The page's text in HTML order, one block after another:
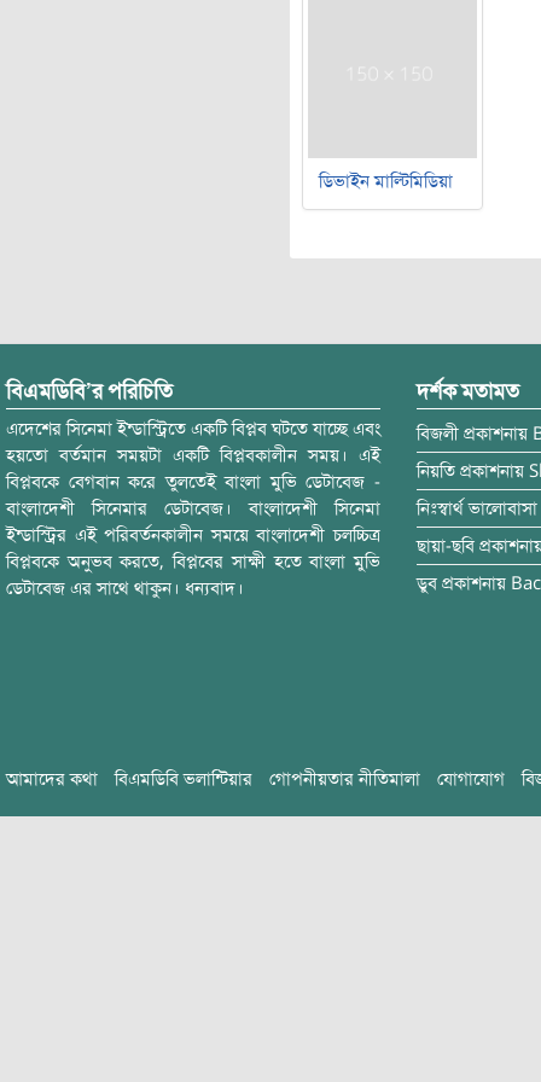
ডিভাইন মাল্টিমিডিয়া
বিএমডিবি’র পরিচিতি
এদেশের সিনেমা ইন্ডাস্ট্রিতে একটি বিপ্লব ঘটতে যাচ্ছে এবং
হয়তো বর্তমান সময়টা একটি বিপ্লবকালীন সময়। এই
বিপ্লবকে বেগবান করে তুলতেই বাংলা মুভি ডেটাবেজ -
বাংলাদেশী সিনেমার ডেটাবেজ। বাংলাদেশী সিনেমা
ইন্ডাস্ট্রির এই পরিবর্তনকালীন সময়ে বাংলাদেশী চলচ্চিত্র
বিপ্লবকে অনুভব করতে, বিপ্লবের সাক্ষী হতে বাংলা মুভি
ডেটাবেজ এর সাথে থাকুন। ধন্যবাদ।
দর্শক মতামত
বিজলী প্রকাশনায়
নিয়তি প্রকাশনায়
নিঃস্বার্থ ভালোবাসা
ছায়া-ছবি
ডুব প্রকাশনায়
আমাদের কথা বিএমডিবি ভলান্টিয়ার গোপনীয়তার নীতিমালা যোগাযোগ